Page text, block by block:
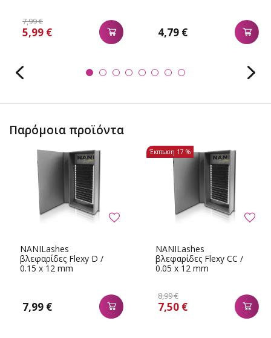
7,99 €
5,99 € 4,79 €
Παρόμοια προϊόντα
NANILashes
βλεφαρίδες Flexy D /
0.15 x 12 mm
7,99 €
NANILashes
βλεφαρίδες Flexy CC /
0.05 x 12 mm
8,99 €
7,50 €
Έκπτωση 17 %